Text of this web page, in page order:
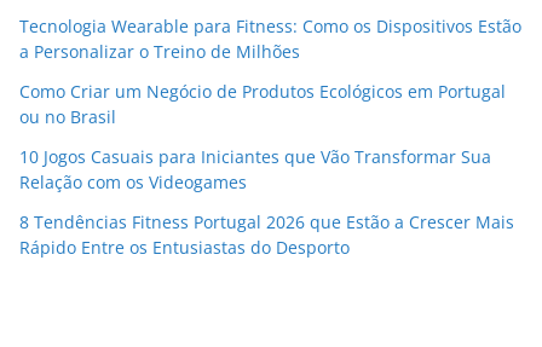
Tecnologia Wearable para Fitness: Como os Dispositivos Estão
a Personalizar o Treino de Milhões
Como Criar um Negócio de Produtos Ecológicos em Portugal
ou no Brasil
10 Jogos Casuais para Iniciantes que Vão Transformar Sua
Relação com os Videogames
8 Tendências Fitness Portugal 2026 que Estão a Crescer Mais
Rápido Entre os Entusiastas do Desporto